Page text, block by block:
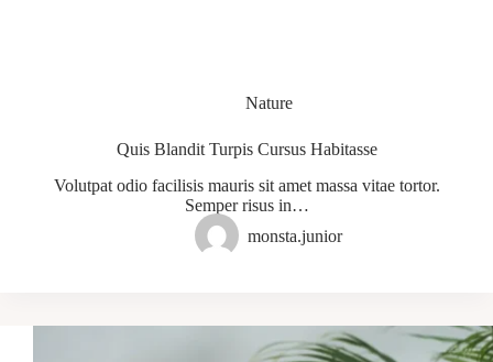
Nature
Quis Blandit Turpis Cursus Habitasse
Volutpat odio facilisis mauris sit amet massa vitae tortor.
Semper risus in…
monsta.junior